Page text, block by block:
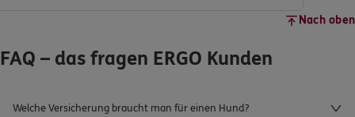
Nach oben
FAQ – das fragen ERGO Kunden
Welche Versicherung braucht man für einen Hund?